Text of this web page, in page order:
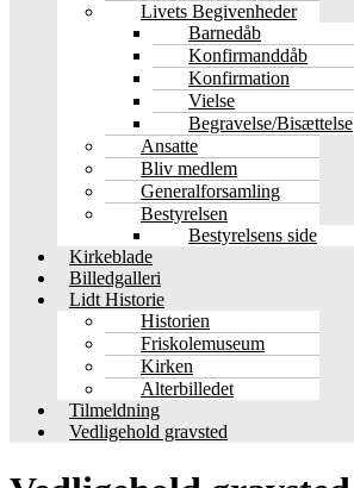
Livets Begivenheder
Barnedåb
Konfirmanddåb
Konfirmation
Vielse
Begravelse/Bisættelse
Ansatte
Bliv medlem
Generalforsamling
Bestyrelsen
Bestyrelsens side
Kirkeblade
Billedgalleri
Lidt Historie
Historien
Friskolemuseum
Kirken
Alterbilledet
Tilmeldning
Vedligehold gravsted